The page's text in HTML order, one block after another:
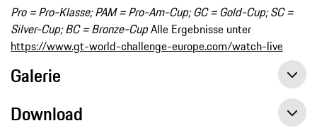
Pro = Pro-Klasse; PAM = Pro-Am-Cup; GC = Gold-Cup; SC =
Silver-Cup; BC = Bronze-CupAlle Ergebnisse unter
https://www.gt-world-challenge-europe.com/watch-live
Galerie
Download